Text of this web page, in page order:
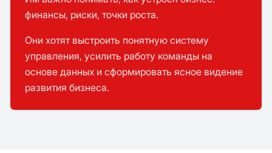
финансы, риски, точки роста.
Они хотят выстроить понятную систему
управления, усилить работу команды на
основе данных и сформировать ясное видение
развития бизнеса.